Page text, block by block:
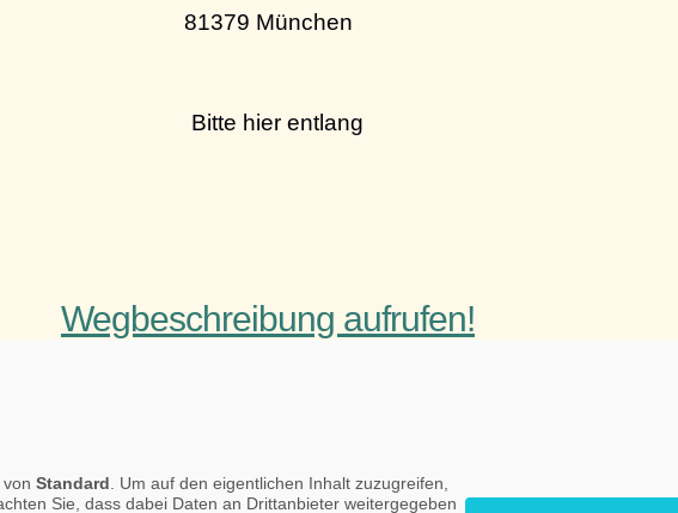
81379 München
Wegbeschreibung aufrufen!
Standard. Um auf den eigentlichen Inhalt zuzugreifen,
Sie, dass dabei Daten an Drittanbieter weitergegeben